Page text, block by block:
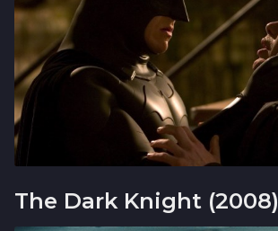
The Dark Knight (2008)